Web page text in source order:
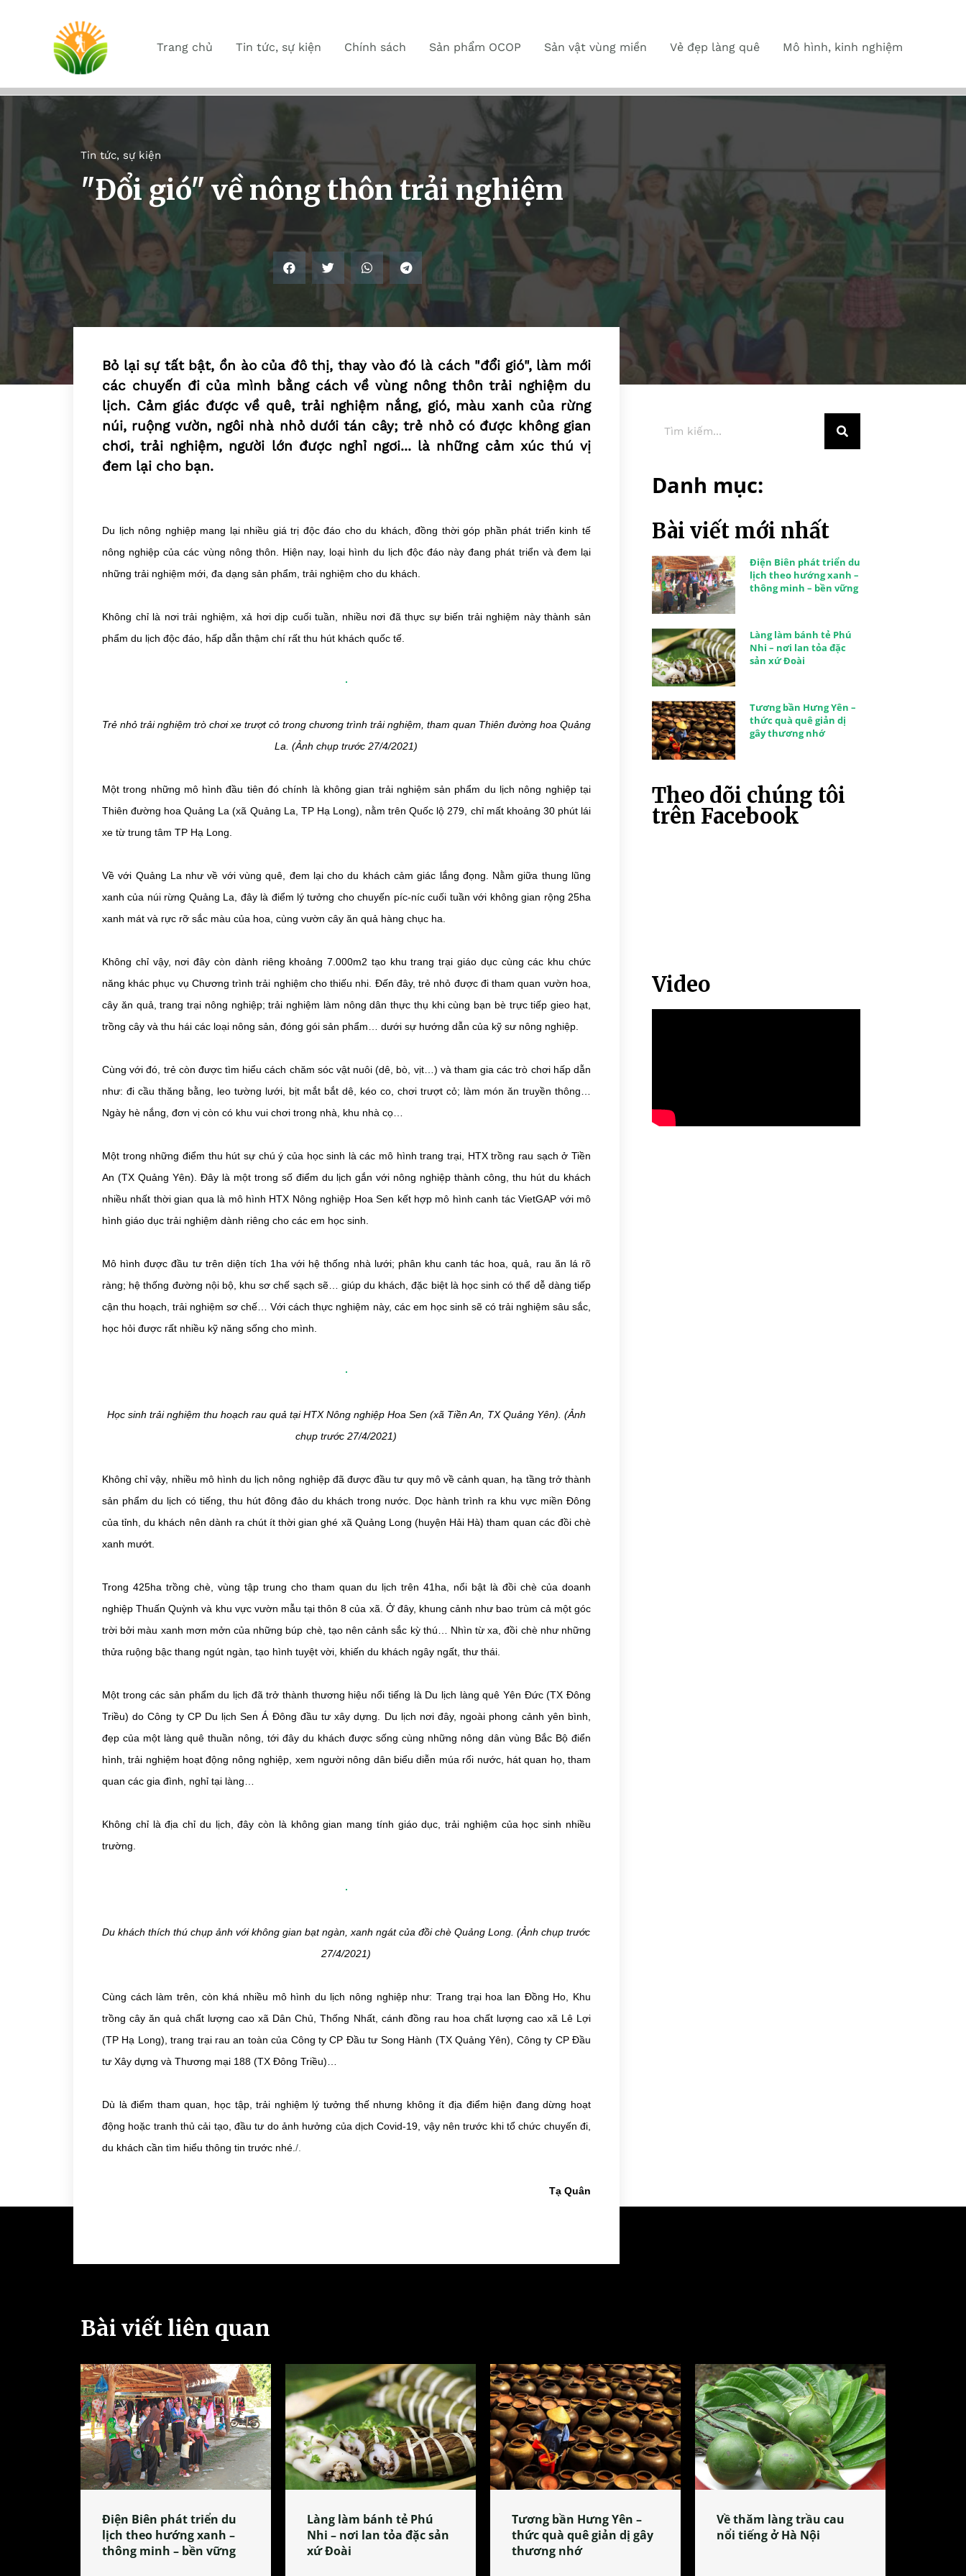
Trang chủ Tin tức, sự kiện Chính sách Sản phẩm OCOP Sản vật vùng miền Vẻ đẹp làng quê Mô hình, kinh nghiệm
Tin tức, sự kiện
"Đổi gió" về nông thôn trải nghiệm
Bỏ lại sự tất bật, ồn ào của đô thị, thay vào đó là cách "đổi gió", làm mới
các chuyến đi của mình bằng cách về vùng nông thôn trải nghiệm du
lịch. Cảm giác được về quê, trải nghiệm nắng, gió, màu xanh của rừng
núi, ruộng vườn, ngôi nhà nhỏ dưới tán cây; trẻ nhỏ có được không gian
chơi, trải nghiệm, người lớn được nghỉ ngơi... là những cảm xúc thú vị
đem lại cho bạn.
Du lịch nông nghiệp mang lại nhiều giá trị độc đáo cho du khách, đồng thời góp phần phát triển kinh tế
nông nghiệp của các vùng nông thôn. Hiện nay, loại hình du lịch độc đáo này đang phát triển và đem lại
những trải nghiệm mới, đa dạng sản phẩm, trải nghiệm cho du khách.
Không chỉ là nơi trải nghiệm, xả hơi dịp cuối tuần, nhiều nơi đã thực sự biến trải nghiệm này thành sản
phẩm du lịch độc đáo, hấp dẫn thậm chí rất thu hút khách quốc tế.
Trẻ nhỏ trải nghiệm trò chơi xe trượt cỏ trong chương trình trải nghiệm, tham quan Thiên đường hoa Quảng
La. (Ảnh chụp trước 27/4/2021)
Một trong những mô hình đầu tiên đó chính là không gian trải nghiệm sản phẩm du lịch nông nghiệp tại
Thiên đường hoa Quảng La (xã Quảng La, TP Hạ Long), nằm trên Quốc lộ 279, chỉ mất khoảng 30 phút lái
xe từ trung tâm TP Hạ Long.
Về với Quảng La như về với vùng quê, đem lại cho du khách cảm giác lắng đọng. Nằm giữa thung lũng
xanh của núi rừng Quảng La, đây là điểm lý tưởng cho chuyến píc-níc cuối tuần với không gian rộng 25ha
xanh mát và rực rỡ sắc màu của hoa, cùng vườn cây ăn quả hàng chục ha.
Không chỉ vậy, nơi đây còn dành riêng khoảng 7.000m2 tạo khu trang trại giáo dục cùng các khu chức
năng khác phục vụ Chương trình trải nghiệm cho thiếu nhi. Đến đây, trẻ nhỏ được đi tham quan vườn hoa,
cây ăn quả, trang trại nông nghiệp; trải nghiệm làm nông dân thực thụ khi cùng bạn bè trực tiếp gieo hạt,
trồng cây và thu hái các loại nông sản, đóng gói sản phẩm… dưới sự hướng dẫn của kỹ sư nông nghiệp.
Cùng với đó, trẻ còn được tìm hiểu cách chăm sóc vật nuôi (dê, bò, vịt…) và tham gia các trò chơi hấp dẫn
như: đi cầu thăng bằng, leo tường lưới, bịt mắt bắt dê, kéo co, chơi trượt cỏ; làm món ăn truyền thông…
Ngày hè nắng, đơn vị còn có khu vui chơi trong nhà, khu nhà cọ…
Một trong những điểm thu hút sự chú ý của học sinh là các mô hình trang trại, HTX trồng rau sạch ở Tiền
An (TX Quảng Yên). Đây là một trong số điểm du lịch gắn với nông nghiệp thành công, thu hút du khách
nhiều nhất thời gian qua là mô hình HTX Nông nghiệp Hoa Sen kết hợp mô hình canh tác VietGAP với mô
hình giáo dục trải nghiệm dành riêng cho các em học sinh.
Mô hình được đầu tư trên diện tích 1ha với hệ thống nhà lưới; phân khu canh tác hoa, quả, rau ăn lá rõ
ràng; hệ thống đường nội bộ, khu sơ chế sạch sẽ… giúp du khách, đặc biệt là học sinh có thể dễ dàng tiếp
cận thu hoạch, trải nghiệm sơ chế… Với cách thực nghiệm này, các em học sinh sẽ có trải nghiệm sâu sắc,
học hỏi được rất nhiều kỹ năng sống cho mình.
Học sinh trải nghiệm thu hoạch rau quả tại HTX Nông nghiệp Hoa Sen (xã Tiền An, TX Quảng Yên). (Ảnh
chụp trước 27/4/2021)
Không chỉ vậy, nhiều mô hình du lịch nông nghiệp đã được đầu tư quy mô về cảnh quan, hạ tầng trở thành
sản phẩm du lịch có tiếng, thu hút đông đảo du khách trong nước. Dọc hành trình ra khu vực miền Đông
của tỉnh, du khách nên dành ra chút ít thời gian ghé xã Quảng Long (huyện Hải Hà) tham quan các đồi chè
xanh mướt.
Trong 425ha trồng chè, vùng tập trung cho tham quan du lịch trên 41ha, nổi bật là đồi chè của doanh
nghiệp Thuấn Quỳnh và khu vực vườn mẫu tại thôn 8 của xã. Ở đây, khung cảnh như bao trùm cả một góc
trời bởi màu xanh mơn mởn của những búp chè, tạo nên cảnh sắc kỳ thú… Nhìn từ xa, đồi chè như những
thửa ruộng bậc thang ngút ngàn, tạo hình tuyệt vời, khiến du khách ngây ngất, thư thái.
Một trong các sản phẩm du lịch đã trở thành thương hiệu nổi tiếng là Du lịch làng quê Yên Đức (TX Đông
Triều) do Công ty CP Du lịch Sen Á Đông đầu tư xây dựng. Du lịch nơi đây, ngoài phong cảnh yên bình,
đẹp của một làng quê thuần nông, tới đây du khách được sống cùng những nông dân vùng Bắc Bộ điển
hình, trải nghiệm hoạt động nông nghiệp, xem người nông dân biểu diễn múa rối nước, hát quan họ, tham
quan các gia đình, nghỉ tại làng…
Không chỉ là địa chỉ du lịch, đây còn là không gian mang tính giáo dục, trải nghiệm của học sinh nhiều
trường.
Du khách thích thú chụp ảnh với không gian bạt ngàn, xanh ngát của đồi chè Quảng Long. (Ảnh chụp trước
27/4/2021)
Cùng cách làm trên, còn khá nhiều mô hình du lịch nông nghiệp như: Trang trại hoa lan Đồng Ho, Khu
trồng cây ăn quả chất lượng cao xã Dân Chủ, Thống Nhất, cánh đồng rau hoa chất lượng cao xã Lê Lợi
(TP Hạ Long), trang trại rau an toàn của Công ty CP Đầu tư Song Hành (TX Quảng Yên), Công ty CP Đầu
tư Xây dựng và Thương mại 188 (TX Đông Triều)…
Dù là điểm tham quan, học tập, trải nghiệm lý tưởng thế nhưng không ít địa điểm hiện đang dừng hoạt
động hoặc tranh thủ cải tạo, đầu tư do ảnh hưởng của dịch Covid-19, vậy nên trước khi tổ chức chuyến đi,
du khách cần tìm hiểu thông tin trước nhé. /.
Tạ Quân
Danh mục:
Bài viết mới nhất
Điện Biên phát triển du
lịch theo hướng xanh –
thông minh – bền vững
Làng làm bánh tẻ Phú
Nhi – nơi lan tỏa đặc
sản xứ Đoài
Tương bần Hưng Yên –
thức quà quê giản dị
gây thương nhớ
Theo dõi chúng tôi
trên Facebook
Video
Bài viết liên quan
Điện Biên phát triển du
lịch theo hướng xanh –
thông minh – bền vững
Làng làm bánh tẻ Phú
Nhi – nơi lan tỏa đặc sản
xứ Đoài
Tương bần Hưng Yên –
thức quà quê giản dị gây
thương nhớ
Về thăm làng trầu cau
nổi tiếng ở Hà Nội